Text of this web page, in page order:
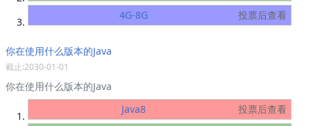
4G-8G
投票后查看
你在使用什么版本的Java
截止:2030-01-01
你在使用什么版本的Java
Java8
投票后查看